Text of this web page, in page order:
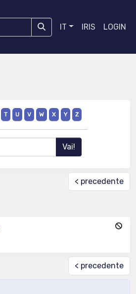
IT IRIS LOGIN
T U V W X Y Z
< precedente
< precedente